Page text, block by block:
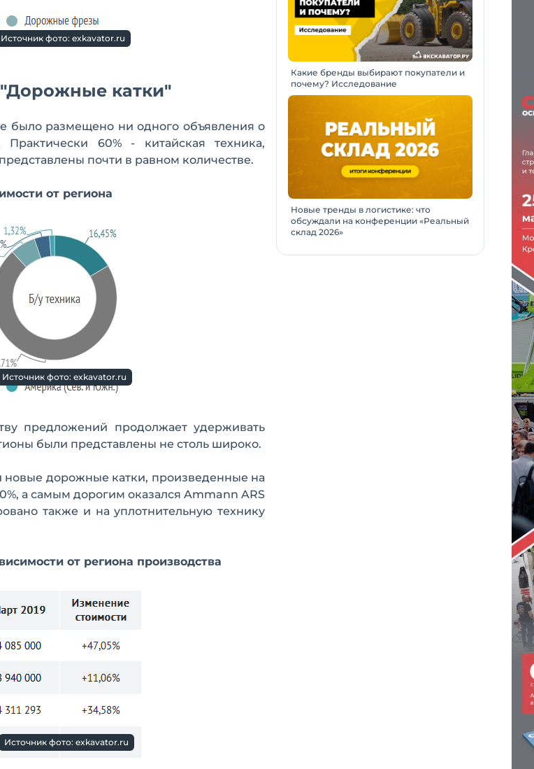
Источник фото: exkavator.ru
"Дорожные катки"
было размещено ни одного объявления о
60% - китайская техника,
почти в равном количестве.
от региона
Источник фото: exkavator.ru
предложений продолжает удерживать
были представлены не столь широко.
новые дорожные катки, произведенные на
а самым дорогим оказался Ammann ARS
также и на уплотнительную технику
от региона производства
Источник фото: exkavator.ru
Какие бренды выбирают покупатели и
почему? Исследование
Новые тренды в логистике: что
обсуждали на конференции «Реальный
склад 2026»